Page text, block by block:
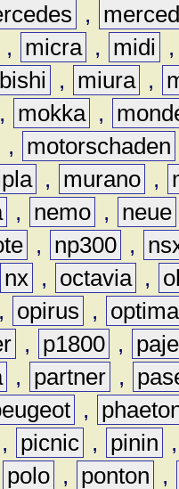
,
, micra , midi
, miura ,
, mokka ,
, motorschaden
, murano ,
, nemo , neue
, np300 ,
nx , octavia ,
, opirus ,
optima
, p1800 ,
, partner ,
,
, picnic , pinin
polo , ponton
,